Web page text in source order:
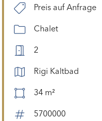
Preis auf Anfrage
Chalet
2
Rigi Kaltbad
34 m²
5700000